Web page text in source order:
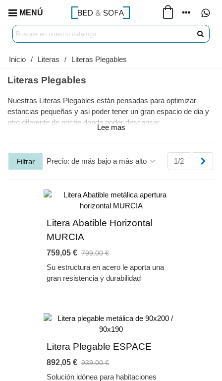
MENÚ
Inicio / Literas / Literas Plegables
Literas Plegables
Nuestras Literas Plegables están pensadas para optimizar
estancias pequeñas y asi poder tener un gran espacio de dia y
otro diferente de noche donde poder descansar
que confluyan 2 camas superpuestas plegables en un mismo
espacio, esta es sin duda la mejor opcíon para ti.
Lee mas
Filtrar Precio: de más bajo a más alto 1/2
Litera Abatible Horizontal
MURCIA
759,05 € 799,00 €
Su estructura en acero le aporta una
gran resistencia y durabilidad
Litera Plegable ESPACE
892,05 € 939,00 €
Solución idónea para habitaciones